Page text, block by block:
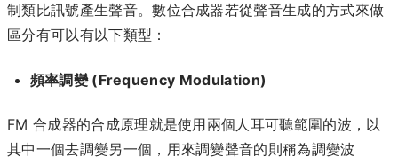
制類比訊號產生聲音。數位合成器若從聲音生成的方式來做
區分有可以有以下類型：
頻率調變 (Frequency Modulation)
FM 合成器的合成原理就是使用兩個人耳可聽範圍的波，以
其中一個去調變另一個，用來調變聲音的則稱為調變波